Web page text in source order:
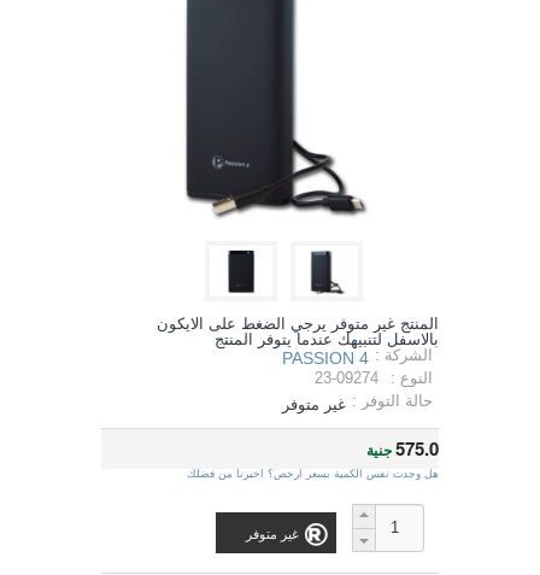
المنتج غير متوفر يرجي الضغط على الايكون
بالاسفل لتنبيهك عندما يتوفر المنتج
الشركة : PASSION 4
النوع :
23-09274
حالة التوفر : غير متوفر
575.0جنية
هل وجدت نفس الكمية بسعر ارخص؟ اخبرنا من فضلك
غير متوفر